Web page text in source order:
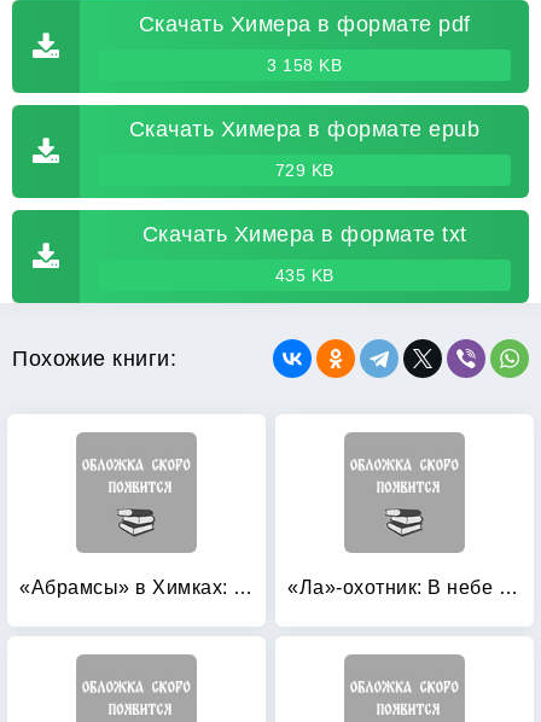
Скачать Химера в формате pdf
3 158 KB
Скачать Химера в формате epub
729 KB
Скачать Химера в формате txt
435 KB
Похожие книги:
«Абрамсы» в Химках: Книга вторая. Позади Москва «Ла»-охотник: В небе Донбасса